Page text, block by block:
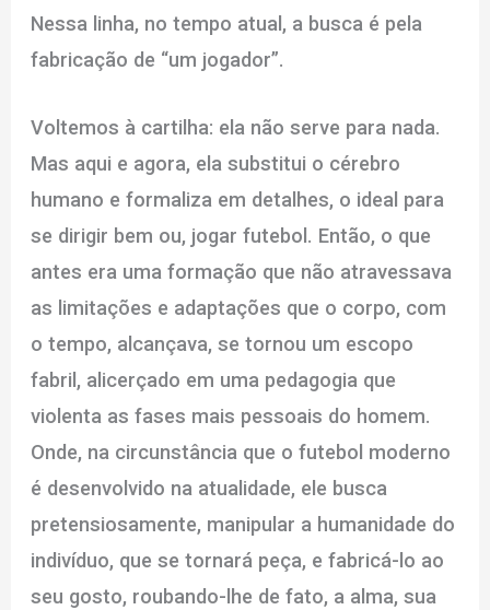
Nessa linha, no tempo atual, a busca é pela
fabricação de “um jogador”.
Voltemos à cartilha: ela não serve para nada.
Mas aqui e agora, ela substitui o cérebro
humano e formaliza em detalhes, o ideal para
se dirigir bem ou, jogar futebol. Então, o que
antes era uma formação que não atravessava
as limitações e adaptações que o corpo, com
o tempo, alcançava, se tornou um escopo
fabril, alicerçado em uma pedagogia que
violenta as fases mais pessoais do homem.
Onde, na circunstância que o futebol moderno
é desenvolvido na atualidade, ele busca
pretensiosamente, manipular a humanidade do
indivíduo, que se tornará peça, e fabricá-lo ao
seu gosto, roubando-lhe de fato, a alma, sua